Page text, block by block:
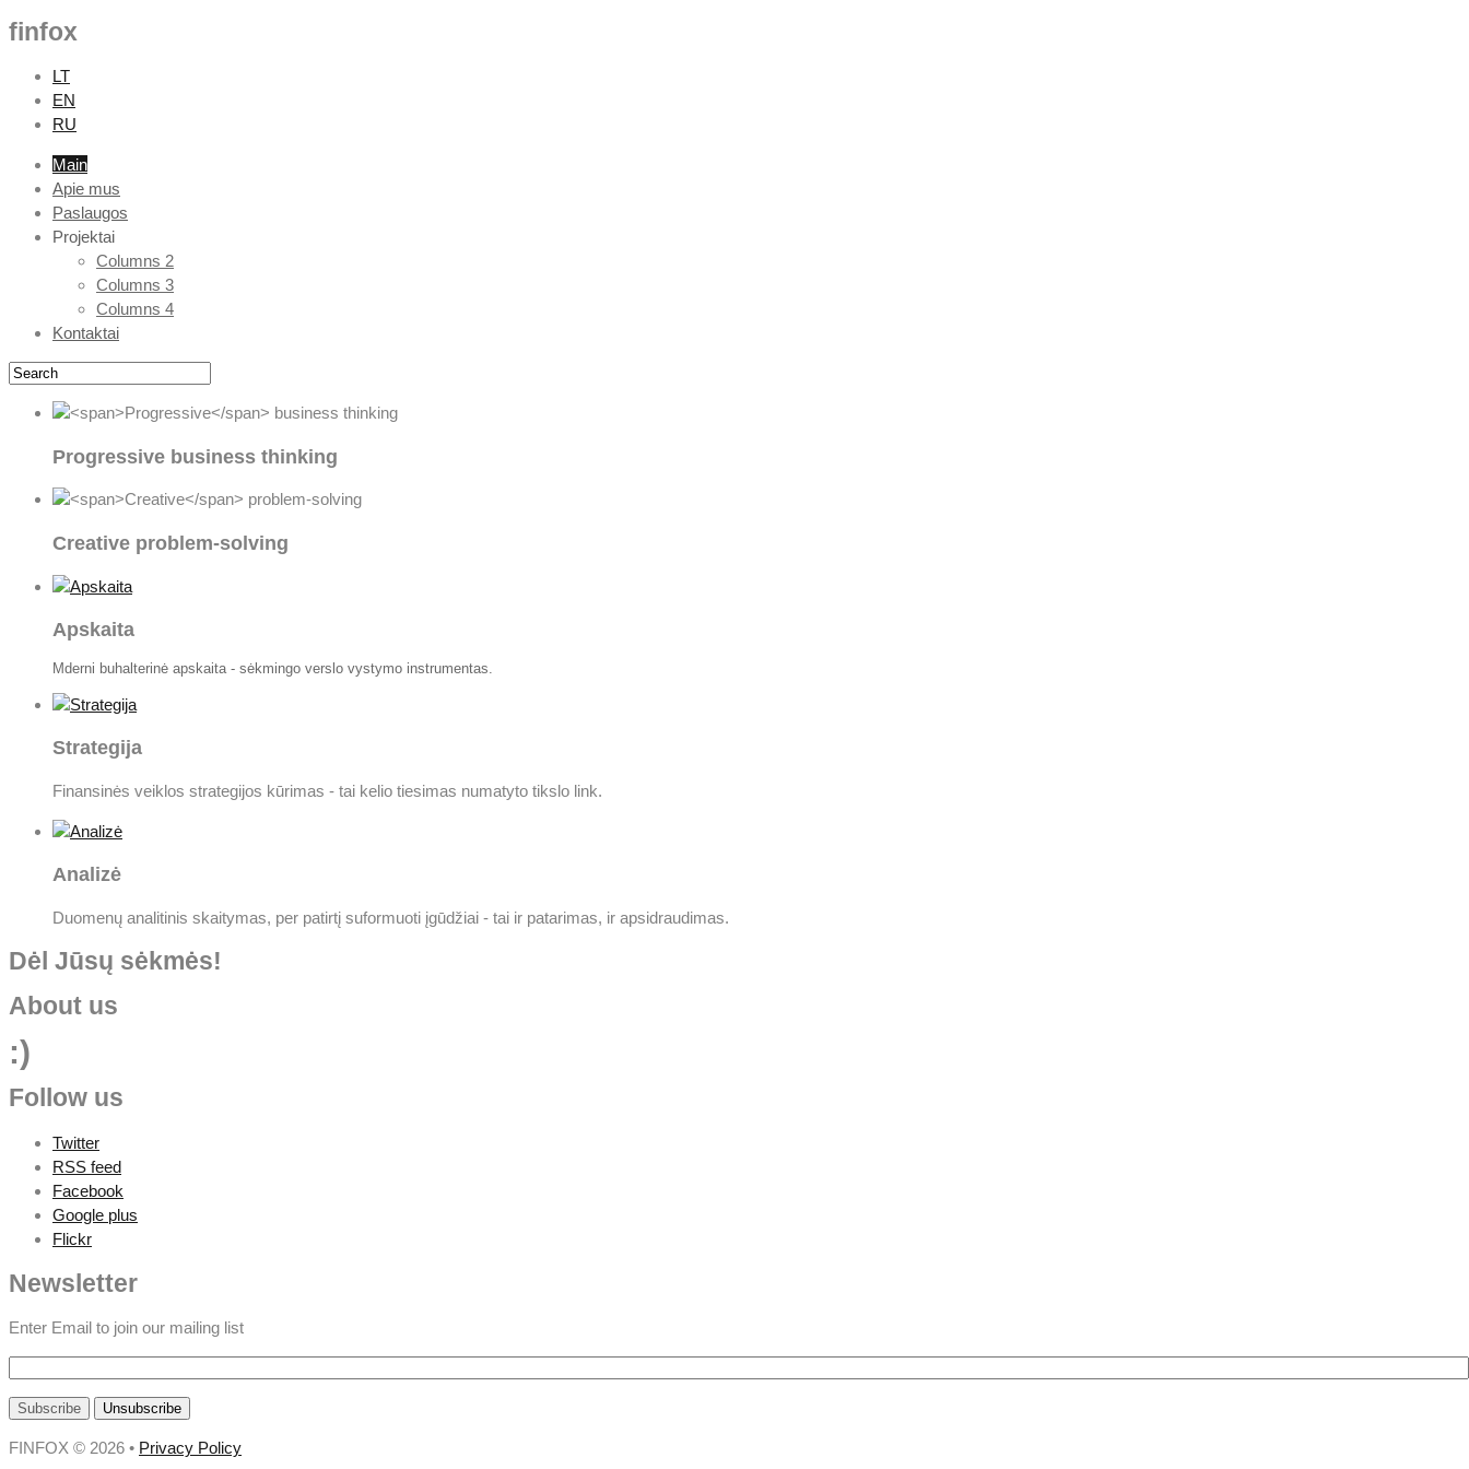
finfox
LT
EN
RU
Main
Apie mus
Paslaugos
Projektai
Columns 2
Columns 3
Columns 4
Kontaktai
Progressive business thinking
Creative problem-solving
Apskaita
Mderni buhalterinė apskaita - sėkmingo verslo vystymo instrumentas.
Strategija
Finansinės veiklos strategijos kūrimas - tai kelio tiesimas numatyto tikslo link.
Analizė
Duomenų analitinis skaitymas, per patirtį suformuoti įgūdžiai - tai ir patarimas, ir apsidraudimas.
Dėl Jūsų sėkmės!
About us
:)
Follow us
Twitter
RSS feed
Facebook
Google plus
Flickr
Newsletter
Enter Email to join our mailing list
FINFOX © 2026 • Privacy Policy